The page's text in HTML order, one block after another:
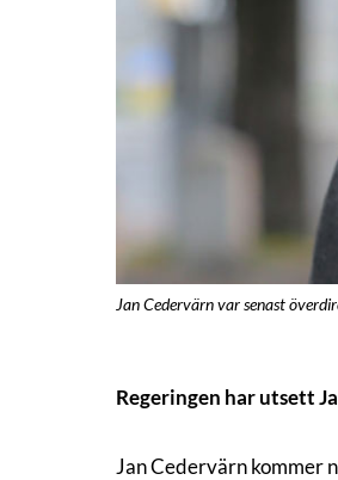
Jan Cedervärn var senast
Regeringen har utsett
Jan Cedervärn kommer